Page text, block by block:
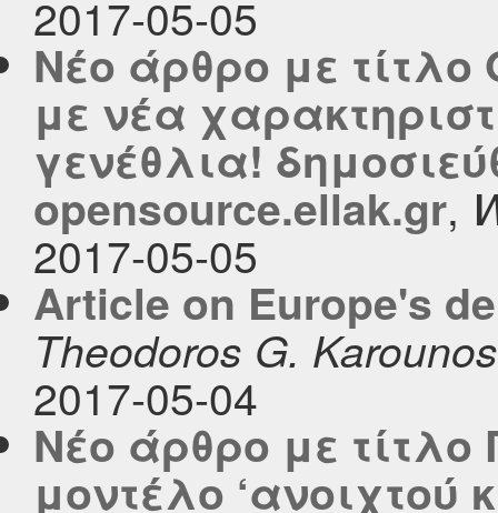
2017-05-05
Νέο άρθρο με
με νέα
γενέθλια!
opensource.ellak.gr,
2017-05-05
Article on Europe's
Theodoros G. Karounos
2017-05-04
Νέο άρθρο με τίτλο
μοντέλο ‘ανοιχτού